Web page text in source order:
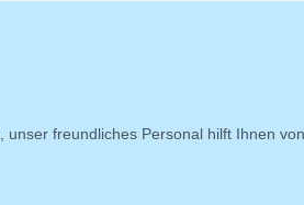
unser freundliches Personal hilft Ihnen